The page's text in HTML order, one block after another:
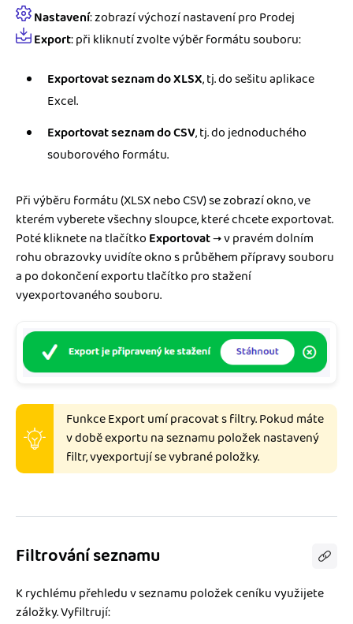
Nastavení: zobrazí výchozí nastavení pro Prodej
Export: při kliknutí zvolte výběr formátu souboru:
Exportovat seznam do XLSX, tj. do sešitu aplikace
Excel.
Exportovat seznam do CSV, tj. do jednoduchého
souborového formátu.
Při výběru formátu (XLSX nebo CSV) se zobrazí okno, ve
kterém vyberete všechny sloupce, které chcete exportovat.
Poté kliknete na tlačítko Exportovat→ v pravém dolním
rohu obrazovky uvidíte okno s průběhem přípravy souboru
a po dokončení exportu tlačítko pro stažení
vyexportovaného souboru.
Funkce Export umí pracovat s filtry. Pokud máte
v době exportu na seznamu položek nastavený
filtr, vyexportují se vybrané položky.
Filtrování seznamu
K rychlému přehledu v seznamu položek ceníku využijete
záložky. Vyfiltrují: